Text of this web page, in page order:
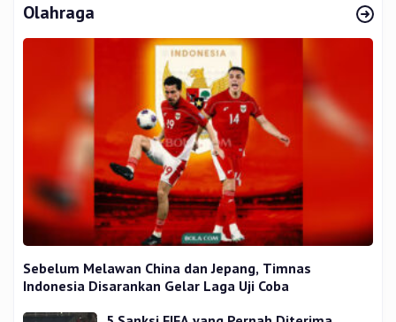
Olahraga
Sebelum Melawan China dan Jepang, Timnas
Indonesia Disarankan Gelar Laga Uji Coba